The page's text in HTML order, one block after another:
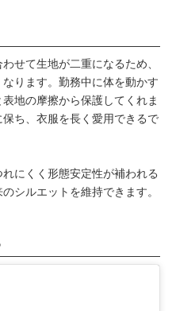
せて生地が二重になるため、
ります。勤務中に体を動かす
地の摩擦から保護してくれま
ち、衣服を長く愛用できるで
にくく形態安定性が補われる
シルエットを維持できます。